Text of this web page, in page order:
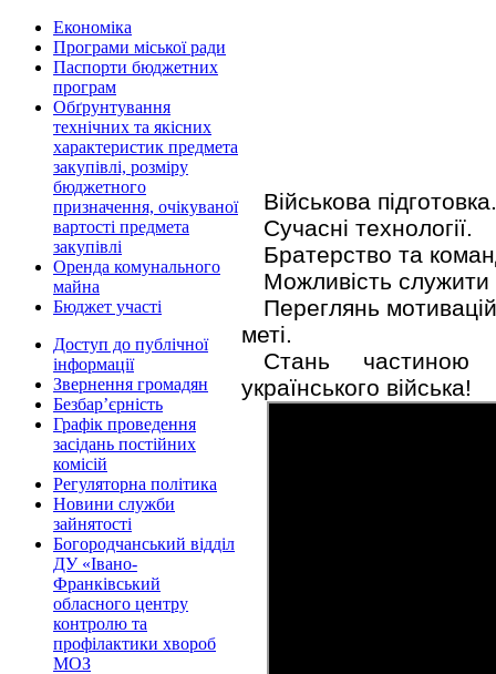
Економіка
Програми міської ради
Паспорти бюджетних
програм
Обґрунтування
технічних та якісних
характеристик предмета
закупівлі, розміру
бюджетного
призначення, очікуваної
вартості предмета
закупівлі
Оренда комунального
майна
Бюджет участі
Доступ до публічної
інформації
Звернення громадян
Безбар’єрність
Графік проведення
засідань постійних
комісій
Регуляторна політика
Новини служби
зайнятості
Богородчанський відділ
ДУ «Івано-
Франківський
обласного центру
контролю та
профілактики хвороб
МОЗ
Військова підготовка.
Сучасні технології.
Братерство та
Можливість служити
Переглянь
меті.
Стань частиною
українського війська!